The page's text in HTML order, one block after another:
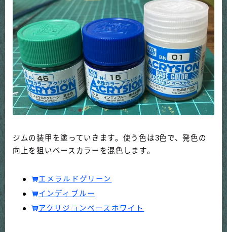
ジムの装甲を塗っていきます。使う色は3色で、発色の
向上を狙いベースカラーを混色します。
エメラルドグリーン
インディブルー
アクリジョンベースホワイト